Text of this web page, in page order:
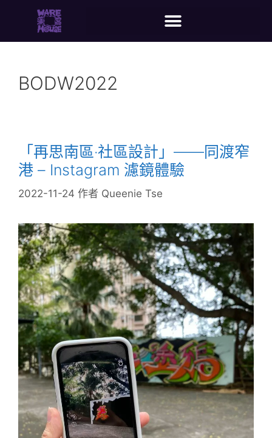
BODW2022
「再思南區‧社區設計」——同渡窄
港 – Instagram 濾鏡體驗
2022-11-24 作者 Queenie Tse